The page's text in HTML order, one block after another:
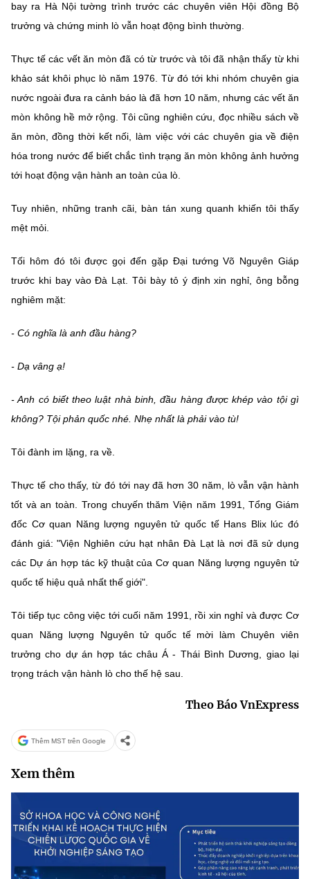
bay ra Hà Nội tường trình trước các chuyên viên Hội đồng Bộ
trưởng và chứng minh lò vẫn hoạt động bình thường.
Thực tế các vết ăn mòn đã có từ trước và tôi đã nhận thấy từ khi
khảo sát khôi phục lò năm 1976. Từ đó tới khi nhóm chuyên gia
nước ngoài đưa ra cảnh báo là đã hơn 10 năm, nhưng các vết ăn
mòn không hề mở rộng. Tôi cũng nghiên cứu, đọc nhiều sách về
ăn mòn, đồng thời kết nối, làm việc với các chuyên gia về điện
hóa trong nước để biết chắc tình trạng ăn mòn không ảnh hưởng
tới hoạt động vận hành an toàn của lò.
Tuy nhiên, những tranh cãi, bàn tán xung quanh khiến tôi thấy
mệt mỏi.
Tối hôm đó tôi được gọi đến gặp Đại tướng Võ Nguyên Giáp
trước khi bay vào Đà Lạt. Tôi bày tỏ ý định xin nghỉ, ông bỗng
nghiêm mặt:
- Có nghĩa là anh đầu hàng?
- Dạ vâng ạ!
- Anh có biết theo luật nhà binh, đầu hàng được khép vào tội gì
không? Tội phản quốc nhé. Nhẹ nhất là phải vào tù!
Tôi đành im lặng, ra về.
Thực tế cho thấy, từ đó tới nay đã hơn 30 năm, lò vẫn vận hành
tốt và an toàn. Trong chuyến thăm Viện năm 1991, Tổng Giám
đốc Cơ quan Năng lượng nguyên tử quốc tế Hans Blix lúc đó
đánh giá: "Viện Nghiên cứu hạt nhân Đà Lạt là nơi đã sử dụng
các Dự án hợp tác kỹ thuật của Cơ quan Năng lượng nguyên tử
quốc tế hiệu quả nhất thế giới".
Tôi tiếp tục công việc tới cuối năm 1991, rồi xin nghỉ và được Cơ
quan Năng lượng Nguyên tử quốc tế mời làm Chuyên viên
trưởng cho dự án hợp tác châu Á - Thái Bình Dương, giao lại
trọng trách vận hành lò cho thế hệ sau.
Theo Báo VnExpress
Thêm MST trên Google
Xem thêm